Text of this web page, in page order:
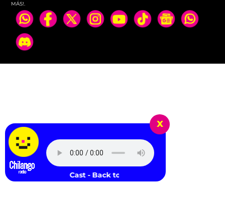
MÁS!.
x
Riverdale Cast - Back to Black (feat. Ashleigh Murray)